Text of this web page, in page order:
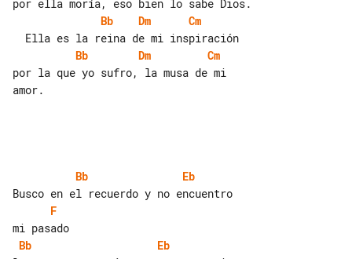
Bb
Dm
Cm
Bb
Dm
Cm
por la que yo sufro, la musa de mi
amor.
Bb
Eb
F
Bb
Eb